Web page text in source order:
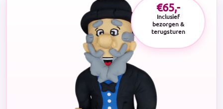
€65,-
Inclusief
bezorgen &
terugsturen